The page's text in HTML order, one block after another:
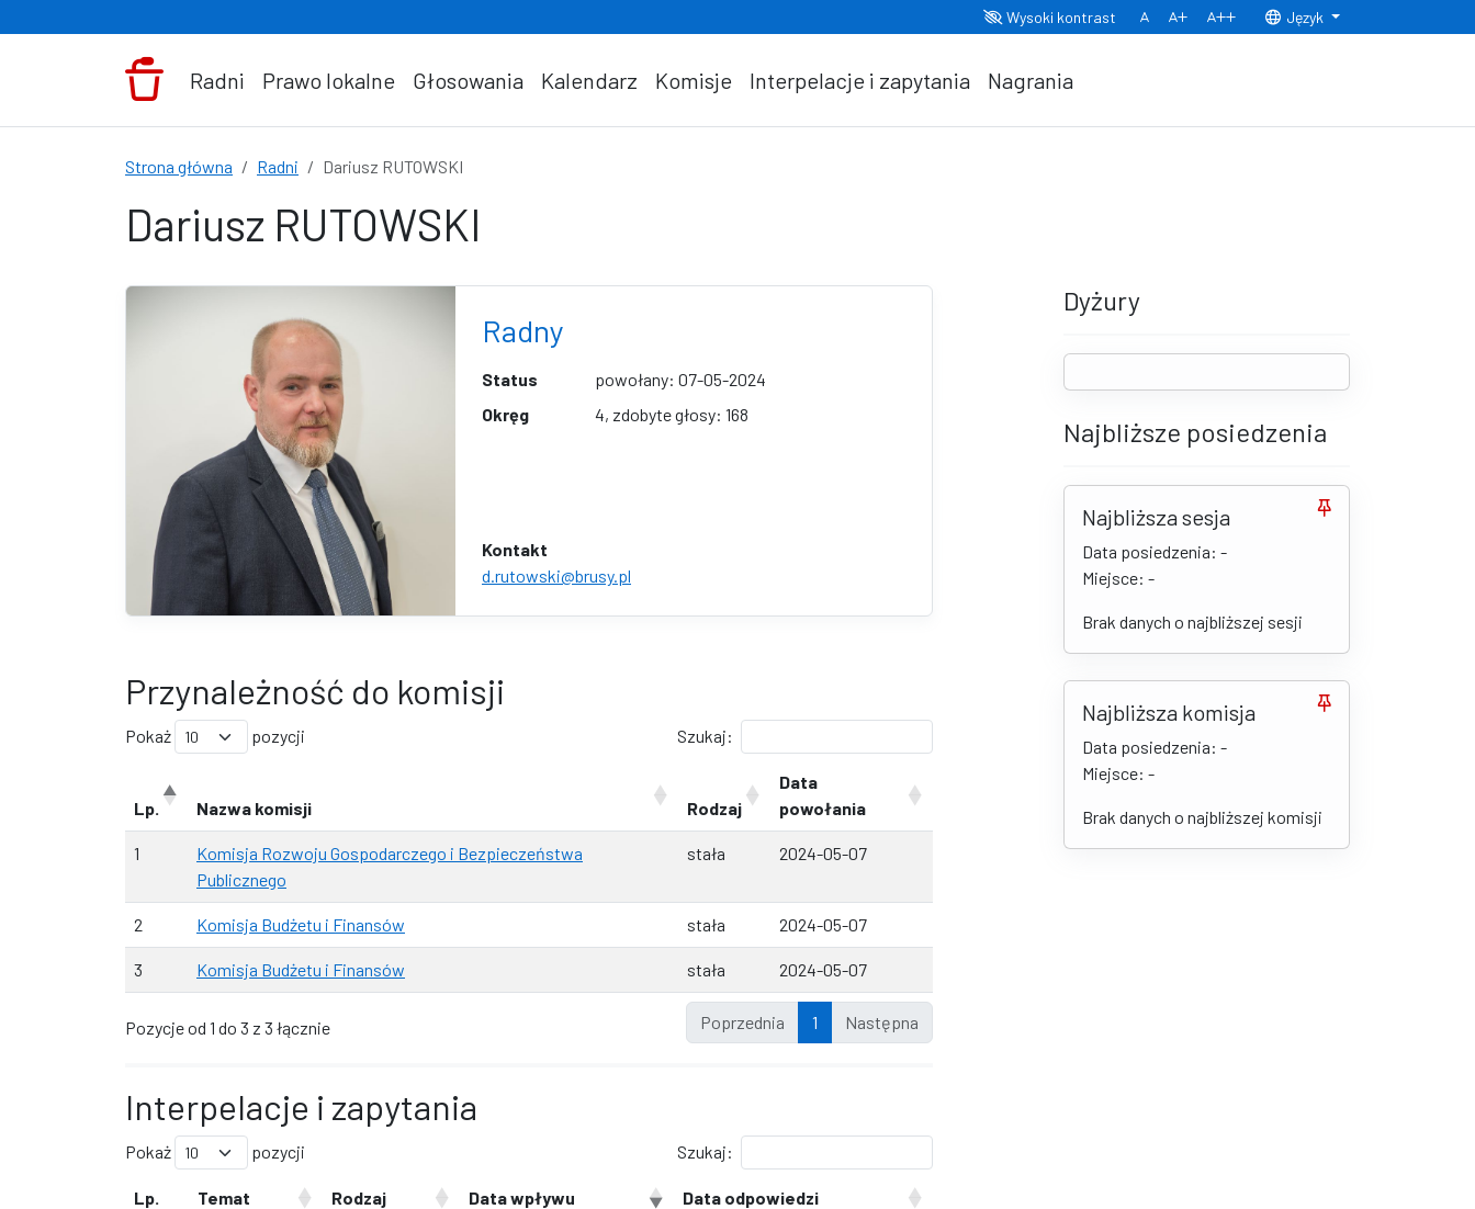
Wysoki kontrast
Normalny rozmiar czcionki
Rozmiar czcionki 150% Rozmiar czcionki 200%
Język
Radni Prawo lokalne Głosowania Kalendarz Komisje Interpelacje i zapytania Nagrania
Strona główna Radni Dariusz RUTOWSKI
Dariusz RUTOWSKI
Radny
Status
powołany: 07-05-2024
Okręg
4, zdobyte głosy: 168
Kontakt
d.rutowski@brusy.pl
Przynależność do komisji
Pokaż pozycji Szukaj:
Lp. Nazwa komisji Rodzaj
Data
powołania
1
Komisja Rozwoju Gospodarczego i Bezpieczeństwa
Publicznego
stała 2024-05-07
2 Komisja Budżetu i Finansów stała 2024-05-07
3 Komisja Budżetu i Finansów stała 2024-05-07
Pozycje od 1 do 3 z 3 łącznie Poprzednia 1 Następna
Interpelacje i zapytania
Pokaż pozycji Szukaj:
Lp. Temat Rodzaj Data wpływu Data odpowiedzi
Dyżury
Najbliższe posiedzenia
Najbliższa sesja
Data posiedzenia: -
Miejsce: -
Brak danych o najbliższej sesji
Najbliższa komisja
Data posiedzenia: -
Miejsce: -
Brak danych o najbliższej komisji